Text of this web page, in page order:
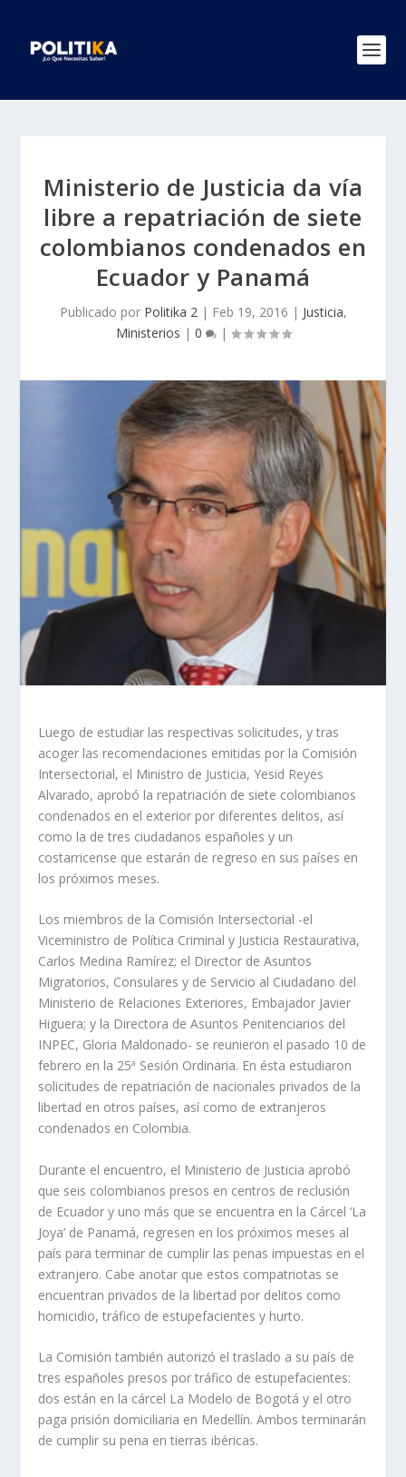
Ministerio de Justicia da vía
libre a repatriación de siete
colombianos condenados en
Ecuador y Panamá
Publicado por Politika 2| Feb 19, 2016 | Justicia,
Ministerios | 0 |
Luego de estudiar las respectivas solicitudes, y tras
acoger las recomendaciones emitidas por la Comisión
Intersectorial, el Ministro de Justicia, Yesid Reyes
Alvarado, aprobó la repatriación de siete colombianos
condenados en el exterior por diferentes delitos, así
como la de tres ciudadanos españoles y un
costarricense que estarán de regreso en sus países en
los próximos meses.
Los miembros de la Comisión Intersectorial -el
Viceministro de Política Criminal y Justicia Restaurativa,
Carlos Medina Ramírez; el Director de Asuntos
Migratorios, Consulares y de Servicio al Ciudadano del
Ministerio de Relaciones Exteriores, Embajador Javier
Higuera; y la Directora de Asuntos Penitenciarios del
INPEC, Gloria Maldonado- se reunieron el pasado 10 de
febrero en la 25ª Sesión Ordinaria. En ésta estudiaron
solicitudes de repatriación de nacionales privados de la
libertad en otros países, así como de extranjeros
condenados en Colombia.
Durante el encuentro, el Ministerio de Justicia aprobó
que seis colombianos presos en centros de reclusión
de Ecuador y uno más que se encuentra en la Cárcel ‘La
Joya’ de Panamá, regresen en los próximos meses al
país para terminar de cumplir las penas impuestas en el
extranjero. Cabe anotar que estos compatriotas se
encuentran privados de la libertad por delitos como
homicidio, tráfico de estupefacientes y hurto.
La Comisión también autorizó el traslado a su país de
tres españoles presos por tráfico de estupefacientes:
dos están en la cárcel La Modelo de Bogotá y el otro
paga prisión domiciliaria en Medellín. Ambos terminarán
de cumplir su pena en tierras ibéricas.